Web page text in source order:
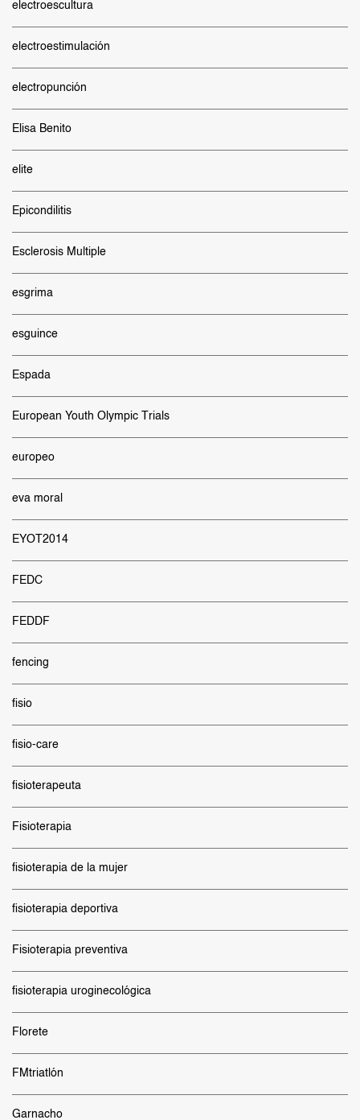
electroescultura
electroestimulación
electropunción
Elisa Benito
elite
Epicondilitis
Esclerosis Multiple
esgrima
esguince
Espada
European Youth Olympic Trials
europeo
eva moral
EYOT2014
FEDC
FEDDF
fencing
fisio
fisio-care
fisioterapeuta
Fisioterapia
fisioterapia de la mujer
fisioterapia deportiva
Fisioterapia preventiva
fisioterapia uroginecológica
Florete
FMtriatlón
Garnacho